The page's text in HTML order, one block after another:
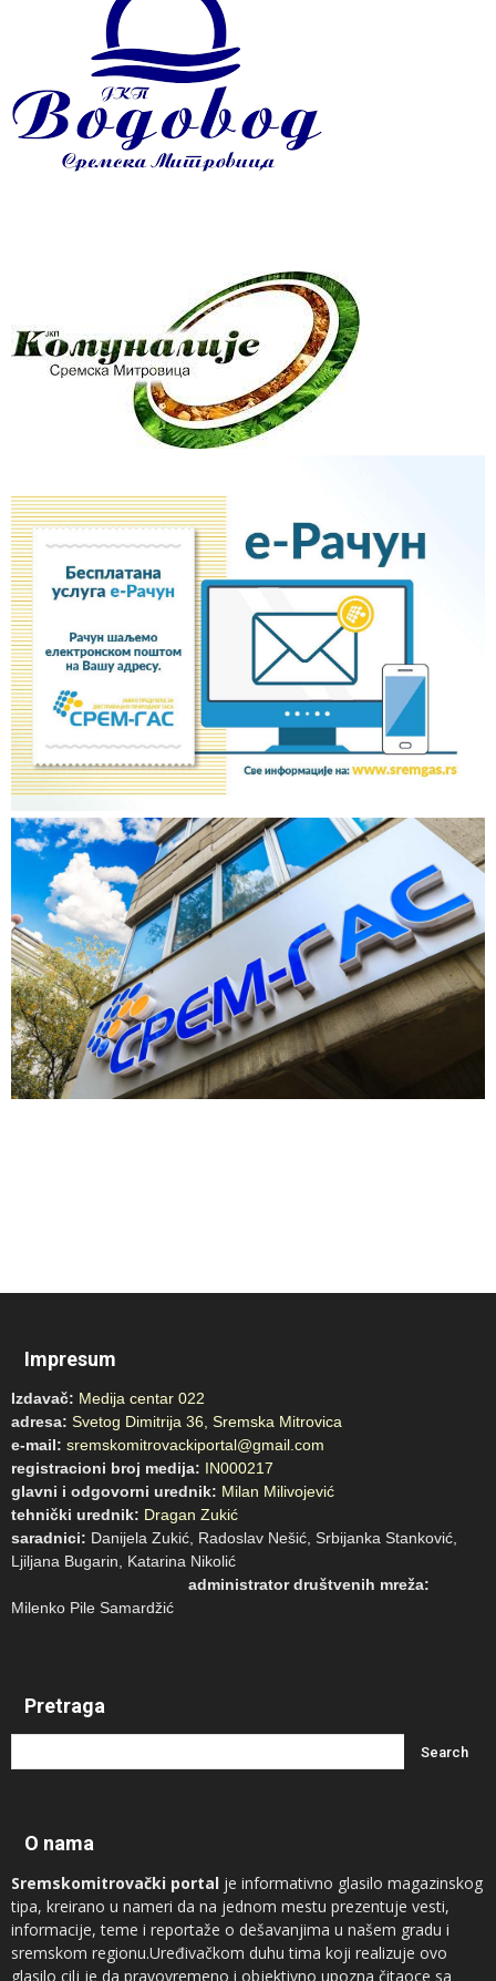
Impresum
Izdavač: Medija centar 022
adresa: Svetog Dimitrija 36, Sremska Mitrovica
e-mail: sremskomitrovackiportal@gmail.com
registracioni broj medija: IN000217
glavni i odgovorni urednik: Milan Milivojević
tehnički urednik: Dragan Zukić
saradnici: Danijela Zukić, Radoslav Nešić, Srbijanka Stanković,
Ljiljana Bugarin, Katarina Nikolić
administrator društvenih mreža:
Milenko Pile Samardžić
Pretraga
O nama
Sremskomitrovački portal je informativno glasilo magazinskog
tipa, kreirano u nameri da na jednom mestu prezentuje vesti,
informacije, teme i reportaže o dešavanjima u našem gradu i
sremskom regionu.Uređivačkom duhu tima koji realizuje ovo
glasilo cilj je da pravovremeno i objektivno upozna čitaoce sa